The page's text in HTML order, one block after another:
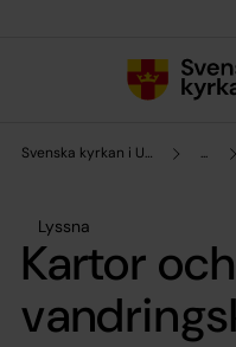
Svenska kyrkan i Upplands Väsby ...
Lyssna
Kartor och